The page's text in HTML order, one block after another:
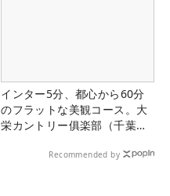
インター5分、都心から60分
のフラットな美観コース。大
栄カントリー俱楽部（千葉
Recommended by